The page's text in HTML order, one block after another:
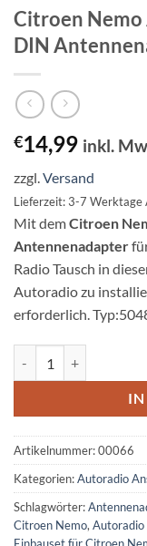
Citroen
DIN
€14,99 inkl.
zzgl.Versand
Lieferzeit: 3-7 Werktage
Mit demCitroen
Antennenadapter
Radio Tausch in
Autoradio zu
erforderlich.
IN
Artikelnummer:00066
Kategorien:Autoradio
Schlagwörter:
Citroen Nemo, Autoradio